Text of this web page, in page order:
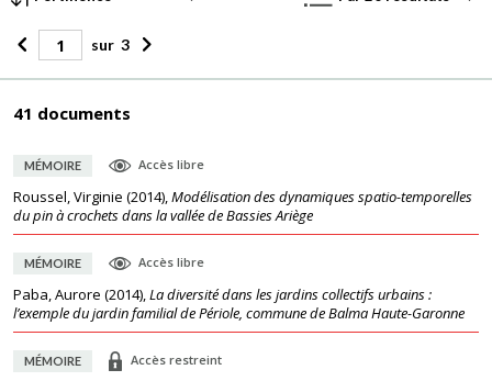
sur 3
41 documents
MÉMOIRE Accès libre
Roussel, Virginie (2014),Modélisation des dynamiques spatio-temporelles
du pin à crochets dans la vallée de Bassies Ariège
MÉMOIRE Accès libre
Paba, Aurore (2014),La diversité dans les jardins collectifs urbains :
l’exemple du jardin familial de Périole, commune de Balma Haute-Garonne
MÉMOIRE Accès restreint